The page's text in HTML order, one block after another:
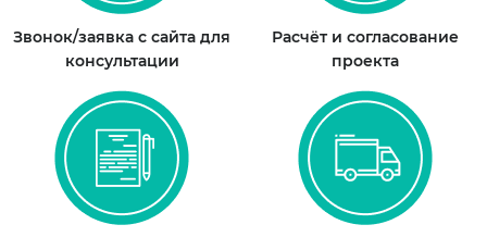
Звонок/заявка с сайта для
консультации
Расчёт и согласование
проекта